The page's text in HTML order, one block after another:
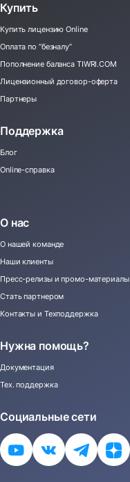
Купить
Купить лицензию Online
Оплата по “безналу”
Пополнение баланса TIWRI.COM
Лицензионный договор-оферта
Партнеры
Поддержка
Блог
Online-справка
О нас
О нашей команде
Наши клиенты
Пресс-релизы и промо-материалы
Стать партнером
Контакты и Техподдержка
Нужна помощь?
Документация
Тех. поддержка
Социальные сети